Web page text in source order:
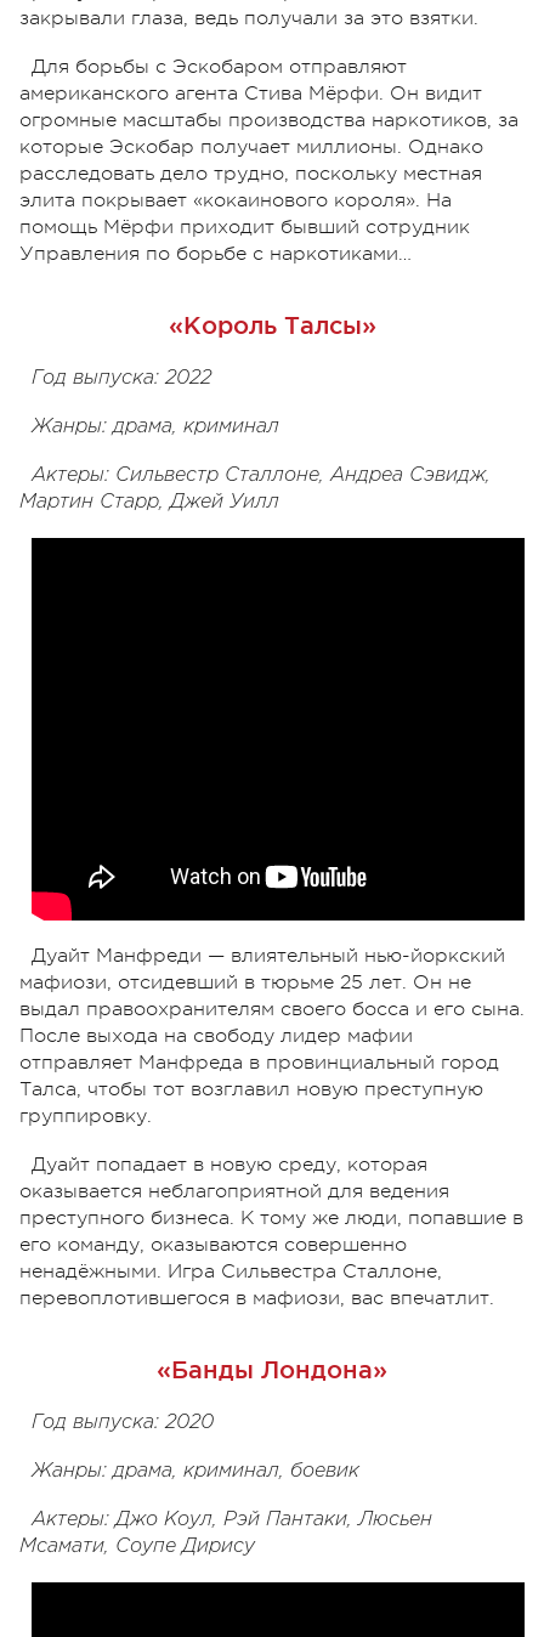
закрывали глаза, ведь получали за это взятки.
Для борьбы с Эскобаром отправляют
американского агента Стива Мёрфи. Он видит
огромные масштабы производства наркотиков, за
которые Эскобар получает миллионы. Однако
расследовать дело трудно, поскольку местная
элита покрывает «кокаинового короля». На
помощь Мёрфи приходит бывший сотрудник
Управления по борьбе с наркотиками…
«Король Талсы»
Год выпуска: 2022
Жанры: драма, криминал
Актеры: Сильвестр Сталлоне, Андреа Сэвидж,
Мартин Старр, Джей Уилл
Дуайт Манфреди — влиятельный нью-йоркский
мафиози, отсидевший в тюрьме 25 лет. Он не
выдал правоохранителям своего босса и его сына.
После выхода на свободу лидер мафии
отправляет Манфреда в провинциальный город
Талса, чтобы тот возглавил новую преступную
группировку.
Дуайт попадает в новую среду, которая
оказывается неблагоприятной для ведения
преступного бизнеса. К тому же люди, попавшие в
его команду, оказываются совершенно
ненадёжными. Игра Сильвестра Сталлоне,
перевоплотившегося в мафиози, вас впечатлит.
«Банды Лондона»
Год выпуска: 2020
Жанры: драма, криминал, боевик
Актеры: Джо Коул, Рэй Пантаки, Люсьен
Мсамати, Соупе Дирису